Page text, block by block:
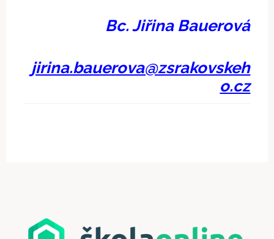
Bc. Jiřina Bauerová
jirina.bauerova@zsrakovskeh
o.cz